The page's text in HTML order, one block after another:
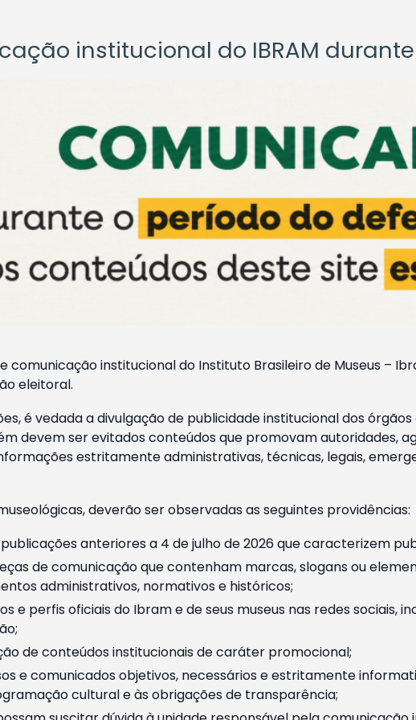
institucional do IBRAM
comunicação institucional do Instituto Brasileiro de Museus –
eleitoral.
é vedada a divulgação de publicidade institucional dos
devem ser evitados conteúdos que promovam autoridades,
estritamente administrativas, técnicas, legais,
deverão ser observadas as seguintes providências:
anteriores a 4 de julho de 2026 que caracterizem
de comunicação que contenham marcas, slogans ou
administrativos, normativos e históricos;
e perfis oficiais do Ibram e de seus museus nas redes sociais,
de conteúdos institucionais de caráter promocional;
e comunicados objetivos, necessários e estritamente
cultural e às obrigações de transparência;